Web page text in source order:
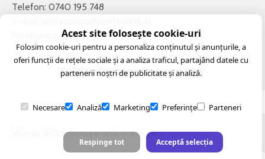
Telefon: 0740 195 748
Facebook.com
© Utilaje Forestiere Savicom - 2019
Acest site folosește cookie-uri
Folosim cookie-uri pentru a personaliza conținutul și anunțurile, a
oferi funcții de rețele sociale și a analiza traficul, partajând datele cu
partenerii noștri de publicitate și analiză.
Necesare Analiză Marketing Preferințe Parteneri
Respinge tot Acceptă selecția